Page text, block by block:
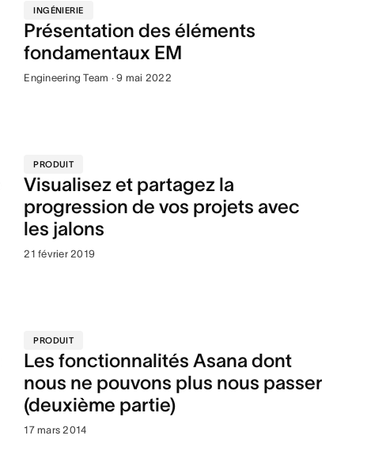
INGÉNIERIE
Présentation des éléments
fondamentaux EM
Engineering Team · 9 mai 2022
PRODUIT
Visualisez et partagez la
progression de vos projets avec
les jalons
21 février 2019
PRODUIT
Les fonctionnalités Asana dont
nous ne pouvons plus nous passer
(deuxième partie)
17 mars 2014